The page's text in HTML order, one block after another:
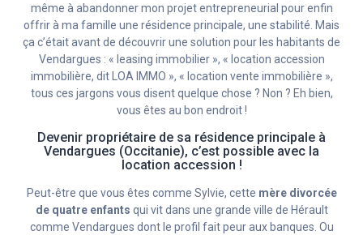
même à abandonner mon projet entrepreneurial pour enfin
offrir à ma famille une résidence principale, une stabilité. Mais
ça c’était avant de découvrir une solution pour les habitants de
Vendargues : « leasing immobilier », « location accession
immobilière, dit LOA IMMO », « location vente immobilière »,
tous ces jargons vous disent quelque chose ? Non ? Eh bien,
vous êtes au bon endroit !
Devenir propriétaire de sa résidence principale à
Vendargues (Occitanie), c’est possible avec la
location accession !
Peut-être que vous êtes comme Sylvie, cette mère divorcée
de quatre enfants qui vit dans une grande ville de Hérault
comme Vendargues dont le profil fait peur aux banques. Ou